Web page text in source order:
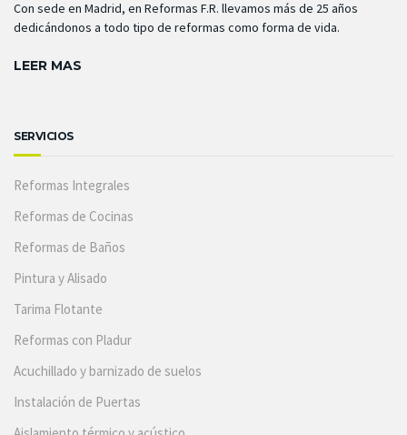
Con sede en Madrid, en Reformas F.R. llevamos más de 25 años
dedicándonos a todo tipo de reformas como forma de vida.
LEER MAS
SERVICIOS
Reformas Integrales
Reformas de Cocinas
Reformas de Baños
Pintura y Alisado
Tarima Flotante
Reformas con Pladur
Acuchillado y barnizado de suelos
Instalación de Puertas